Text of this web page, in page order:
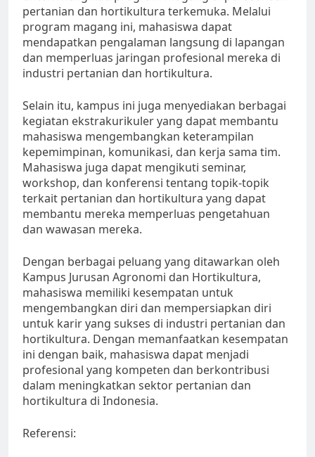
pertanian dan hortikultura terkemuka. Melalui
program magang ini, mahasiswa dapat
mendapatkan pengalaman langsung di lapangan
dan memperluas jaringan profesional mereka di
industri pertanian dan hortikultura.
Selain itu, kampus ini juga menyediakan berbagai
kegiatan ekstrakurikuler yang dapat membantu
mahasiswa mengembangkan keterampilan
kepemimpinan, komunikasi, dan kerja sama tim.
Mahasiswa juga dapat mengikuti seminar,
workshop, dan konferensi tentang topik-topik
terkait pertanian dan hortikultura yang dapat
membantu mereka memperluas pengetahuan
dan wawasan mereka.
Dengan berbagai peluang yang ditawarkan oleh
Kampus Jurusan Agronomi dan Hortikultura,
mahasiswa memiliki kesempatan untuk
mengembangkan diri dan mempersiapkan diri
untuk karir yang sukses di industri pertanian dan
hortikultura. Dengan memanfaatkan kesempatan
ini dengan baik, mahasiswa dapat menjadi
profesional yang kompeten dan berkontribusi
dalam meningkatkan sektor pertanian dan
hortikultura di Indonesia.
Referensi: